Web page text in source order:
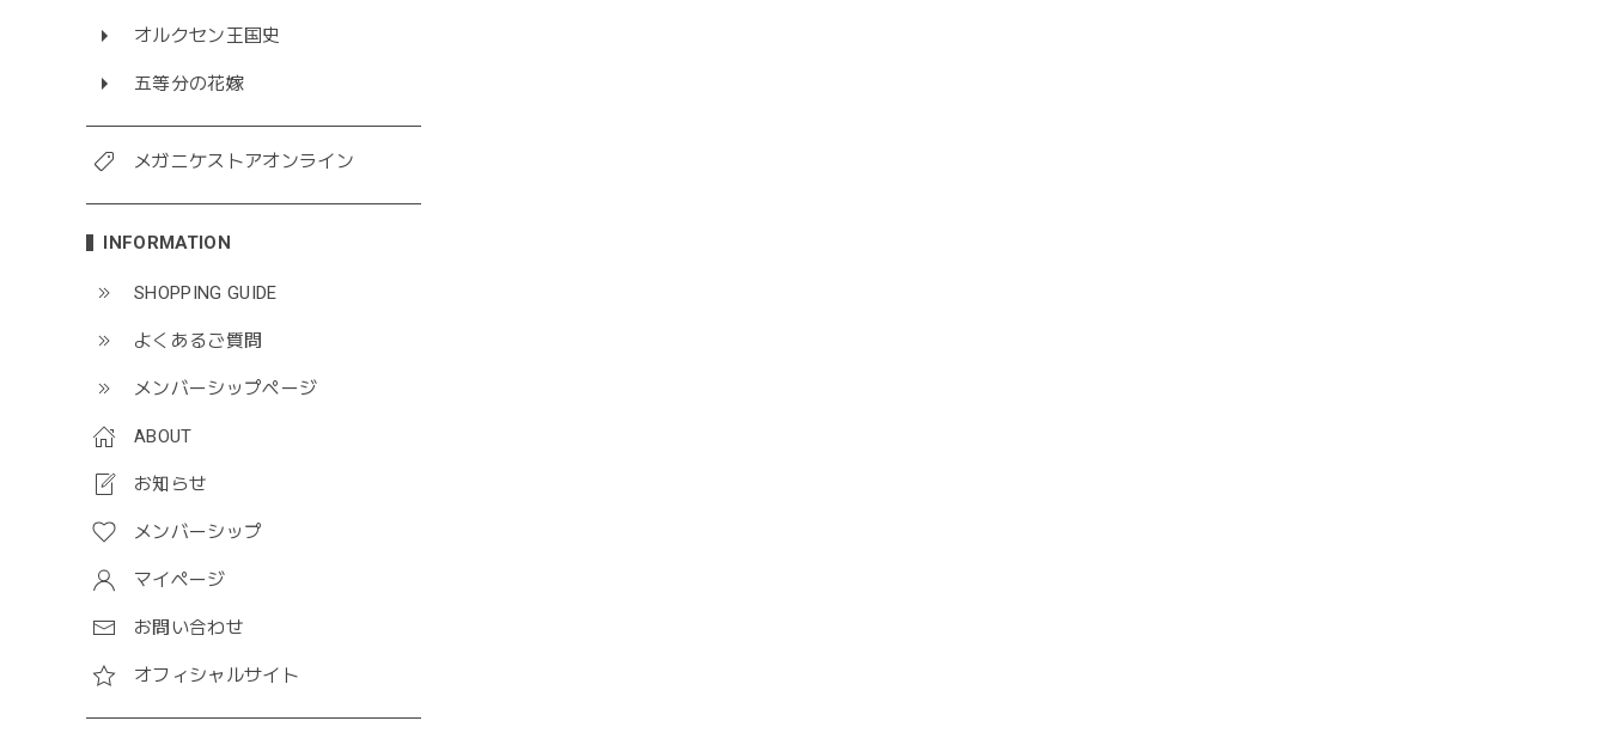
オルクセン王国史
五等分の花嫁
メガニケストアオンライン
INFORMATION
SHOPPING GUIDE
よくあるご質問
メンバーシップページ
ABOUT
お知らせ
メンバーシップ
マイページ
お問い合わせ
オフィシャルサイト